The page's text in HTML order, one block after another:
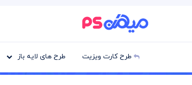
طرح کارت ویزیت طرح های لایه باز